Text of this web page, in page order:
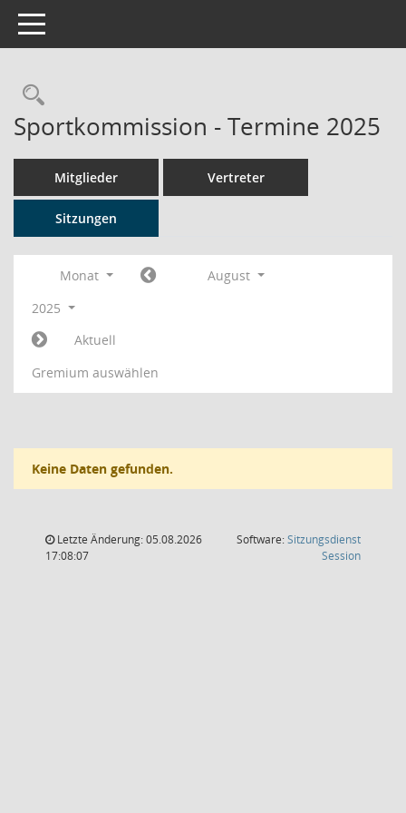
Toggle navigation
Rechercheauswahl
Sportkommission - Termine 2025
Mitglieder Vertreter
Sitzungen
Monat
August
2025
Aktuell
Gremium auswählen
Keine Daten gefunden.
Letzte Änderung: 05.08.2026
17:08:07
Software:Sitzungsdienst
Session(Wird in